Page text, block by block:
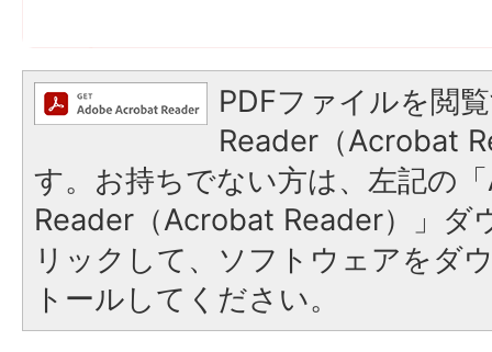
PDFファイルを閲
Reader（Acrobat
す。お持ちでない方は、左記の
Reader（Acrobat Reader）」ダ
リックして、ソフトウェアをダ
トールしてください。